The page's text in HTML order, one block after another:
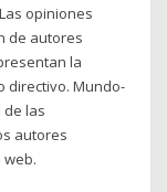
opiniones
de autores
la
directivo. Mundo-
de las
autores